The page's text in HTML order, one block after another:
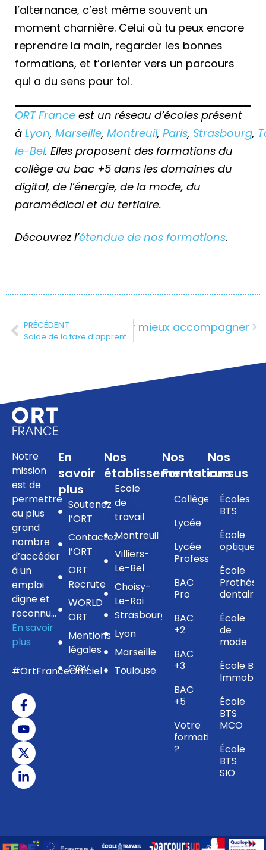
l’alternance, c’est même souvent un
moment charnière. Celui où tu peux encore
reprendre la main, regarder les bonnes
formations, et t’orienter vers un parcours
qui a du sens pour toi.
ORT France est un réseau d’écoles présent
à Lyon, Marseille, Montreuil, Paris, Strasbourg,
le-Bel. Elles proposent des formations du
collège au bac +5 dans les domaines du
digital, de l’énergie, de la mode, du
paramédical et du tertiaire.
Découvrez l’étendue de nos formations.
PRÉCÉDENT
Solde de la taxe d’apprentissage : comment soutenir ORT France et former les talents de demain
mieux comprendre pour mieux accompagner
Notre
mission
est de
permettre
au plus
grand
nombre
d’accéder
à un
emploi
digne et
reconnu…
En savoir
plus
#OrtFranceOfficiel
En
savoir
plus
Soutenez
l’ORT
Contactez
l’ORT
ORT
Recrute
WORLD
ORT
Mentions
légales
CGV
Nos
établissements
Ecole
de
travail
Montreuil
Villiers-
Le-Bel
Choisy-
Le-Roi
Strasbourg
Lyon
Marseille
Toulouse
Nos
Formations
Collège
Lycée
Lycée
Professionnel
BAC
Pro
BAC
+2
BAC
+3
BAC
+5
Votre
formation
?
Nos
cursus
Écoles
BTS
École
optique
École
dentaire
École
de
mode
École BTS
École
BTS
MCO
École
BTS
SIO